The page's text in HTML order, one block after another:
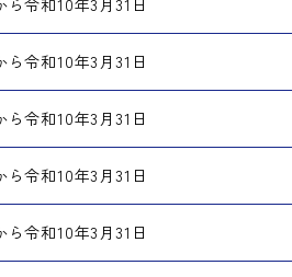
令和10年3月31日
令和10年3月31日
令和10年3月31日
令和10年3月31日
令和10年3月31日